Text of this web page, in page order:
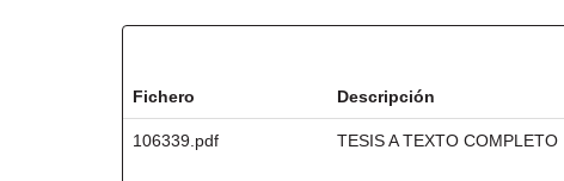
Fichero Descripción
106339.pdf TESIS A TEXTO COMPLETO